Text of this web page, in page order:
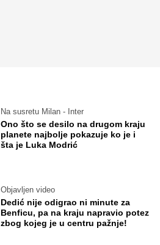
Na susretu Milan - Inter
Ono što se desilo na drugom kraju
planete najbolje pokazuje ko je i
šta je Luka Modrić
Objavljen video
Dedić nije odigrao ni minute za
Benficu, pa na kraju napravio potez
zbog kojeg je u centru pažnje!